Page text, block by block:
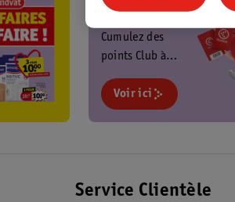
Cumulez des
points Club à
profitez de
promos
Voir ici
Service Clientèle